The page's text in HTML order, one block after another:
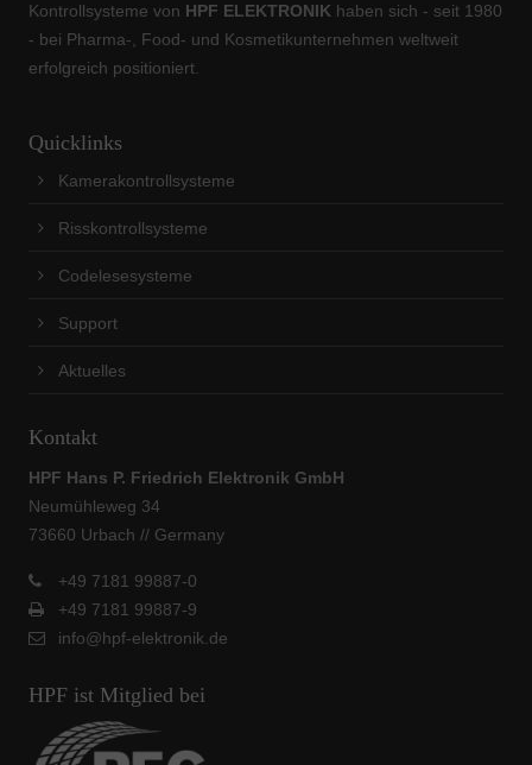
Kontrollsysteme von HPF ELEKTRONIK haben sich - seit 1980
- bei Pharma-, Food- und Kosmetikunternehmen weltweit
erfolgreich positioniert.
Quicklinks
Kamerakontrollsysteme
Risskontrollsysteme
Codelesesysteme
Support
Aktuelles
Kontakt
HPF Hans P. Friedrich Elektronik GmbH
Neumühleweg 34
73660 Urbach // Germany
+49 7181 99887-0
+49 7181 99887-9
info@hpf-elektronik.de
HPF ist Mitglied bei